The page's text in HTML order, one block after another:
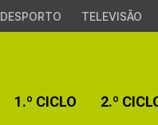
DESPORTO TELEVISÃO
1.º CICLO 2.º